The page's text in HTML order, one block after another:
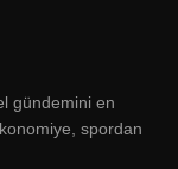
gündemini en
spordan